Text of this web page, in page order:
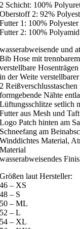
2 Schicht: 100%
Oberstoff 2: 92%
Futter 1: 100% Polyester
Futter 2: 100% Polyamid
wasserabweisende und
Bib Hose mit
verstellbare Hosenträgen
in der Weite
2 Reißverschlusstaschen
formgebende Nähte
Lüftungsschlitze setlich
Futter aus Mesh und Taft
Logo Patch hinten am
Schneefang am
Winddichtes Material,
Material
wasserabweisendes
Größen laut Hersteller:
46 – XS
48 – S
50 – ML
52 – L
54 – XL